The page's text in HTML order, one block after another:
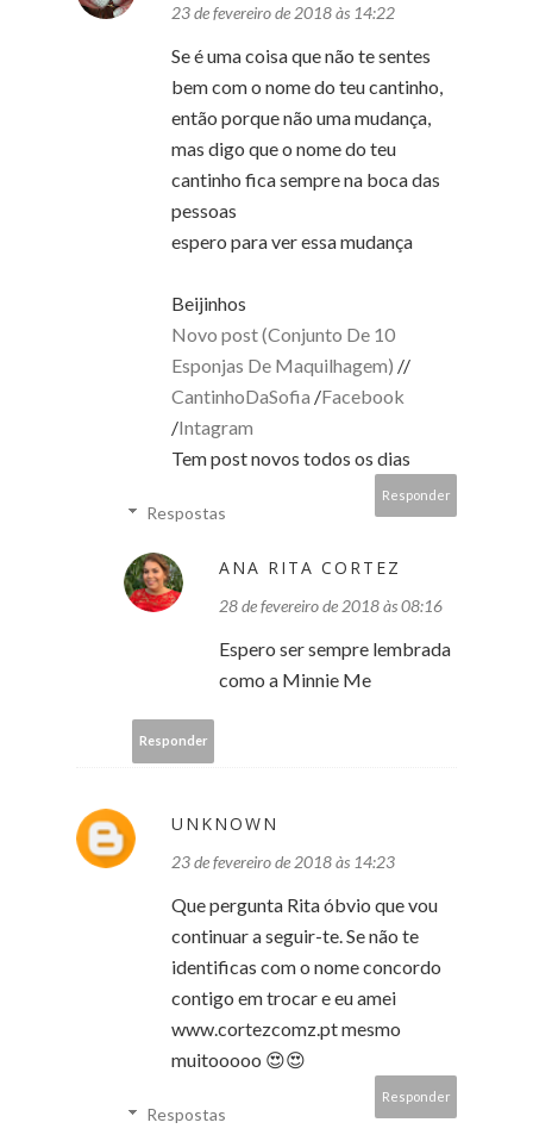
23 de fevereiro de 2018 às 14:22
Se é uma coisa que não te sentes
bem com o nome do teu cantinho,
então porque não uma mudança,
mas digo que o nome do teu
cantinho fica sempre na boca das
pessoas
espero para ver essa mudança
Beijinhos
Novo post (Conjunto De 10
Esponjas De Maquilhagem) //
CantinhoDaSofia /Facebook
/Intagram
Tem post novos todos os dias
Responder
Respostas
ANA RITA CORTEZ
28 de fevereiro de 2018 às 08:16
Espero ser sempre lembrada
como a Minnie Me
Responder
UNKNOWN
23 de fevereiro de 2018 às 14:23
Que pergunta Rita óbvio que vou
continuar a seguir-te. Se não te
identificas com o nome concordo
contigo em trocar e eu amei
www.cortezcomz.pt mesmo
muitooooo 😍😍
Responder
Respostas